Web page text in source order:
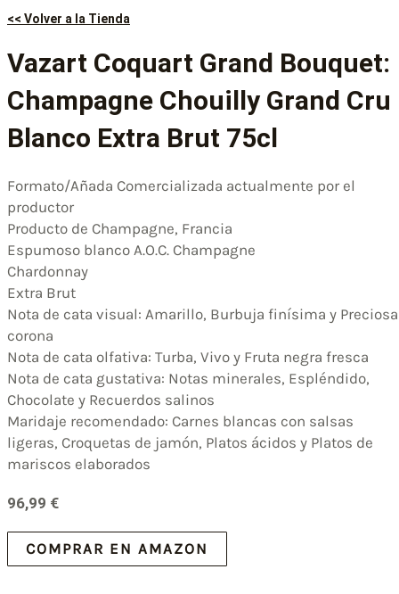
<< Volver a la Tienda
Vazart Coquart Grand Bouquet:
Champagne Chouilly Grand Cru
Blanco Extra Brut 75cl
Formato/Añada Comercializada actualmente por el
productor
Producto de Champagne, Francia
Espumoso blanco A.O.C. Champagne
Chardonnay
Extra Brut
Nota de cata visual: Amarillo, Burbuja finísima y Preciosa
corona
Nota de cata olfativa: Turba, Vivo y Fruta negra fresca
Nota de cata gustativa: Notas minerales, Espléndido,
Chocolate y Recuerdos salinos
Maridaje recomendado: Carnes blancas con salsas
ligeras, Croquetas de jamón, Platos ácidos y Platos de
mariscos elaborados
96,99 €
COMPRAR EN AMAZON